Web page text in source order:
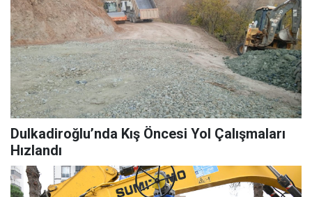
Dulkadiroğlu’nda Kış Öncesi Yol Çalışmaları
Hızlandı